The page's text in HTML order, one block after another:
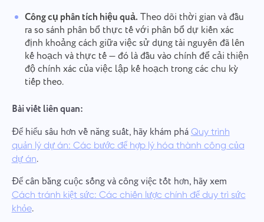
Công cụ phân tích hiệu quả. Theo dõi thời gian và đầu
ra so sánh phân bổ thực tế với phân bổ dự kiến xác
định khoảng cách giữa việc sử dụng tài nguyên đã lên
kế hoạch và thực tế — đó là đầu vào chính để cải thiện
độ chính xác của việc lập kế hoạch trong các chu kỳ
tiếp theo.
Bài viết liên quan:
Để hiểu sâu hơn về năng suất, hãy khám pháQuy trình
quản lý dự án: Các bước để hợp lý hóa thành công của
dự án.
Để cân bằng cuộc sống và công việc tốt hơn, hãy xem
Cách tránh kiệt sức: Các chiến lược chính để duy trì sức
khỏe.